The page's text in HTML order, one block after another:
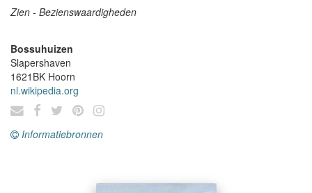
Zien - Bezienswaardigheden
Bossuhuizen
Slapershaven
1621BK Hoorn
nl.wikipedia.org
Informatiebronnen